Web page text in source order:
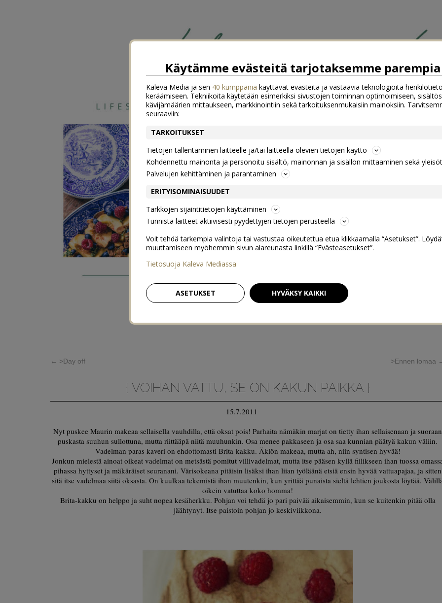
← >Day off >Ennen lomaa
{ VOIHAN VATTU, SE ON KAKUN PAIKKA }
15.7.2011
Nyt puskee Maurin makeaa sellaisella vauhdilla, että oksat pois! Parhaita nämäkin marjat on tietty ihan sellaisenaan ja suoraan
puskasta suuhun sullottuna, mutta riittääpä niitä muuhunkin. Osa menee pakkaseen ja osa saa kunnian päätyä kakun väliin.
Vadelman paras kaveri on ehdottomasti Brita-kakku. Äklön makeaa, mutta ah, niin syntisen hyvää!
Jonkun mielestä ainoat oikeat vadelmat on metsästä pomitut villivadelmat, mutta itse pääsen kyllä fiilikseen ihan tuossa
pihassa hyttyset ja mäkäräiset seuranani. Värisokeana pitäisin lisäksi ihan liian työläänä etsiä ensin hyvää vattuapajaa, ja sitten
sitä itse vadelmaa siitä oksasta. On kuulkaa tekemistä ihan muutenkin, kun yrittää punaista sieltä lehtien joukosta löytää.
oikein vatuttaa koko homma!
Brita-kakku on helppo ja suht nopea kesäherkku. Pohjan voi tehdä jo pari paivää aikaisemmin, kun se kuitenkin pitää olla
jäähtynyt. Itse paistoin pohjan jo keskiviikkona.
Käytämme evästeitä tarjotaksemme
Kaleva Media ja sen 40 kumppania käyttävät evästeitä ja vastaavia teknologioita
keräämiseen. Tekniikoita käytetään esimerkiksi sivustojen toiminnan optimoimiseen,
kävijämäärien mittaukseen, markkinointiin sekä tarkoituksenmukaisiin mainoksiin.
seuraaviin:
TARKOITUKSET
Tietojen tallentaminen laitteelle ja/tai laitteella olevien tietojen käyttö
Kohdennettu mainonta ja personoitu sisältö, mainonnan ja sisällön mittaaminen sekä
Palvelujen kehittäminen ja parantaminen
ERITYISOMINAISUUDET
Tarkkojen sijaintitietojen käyttäminen
Tunnista laitteet aktiivisesti pyydettyjen tietojen perusteella
Voit tehdä tarkempia valintoja tai vastustaa oikeutettua etua klikkaamalla “Asetukset”.
muuttamiseen myöhemmin sivun alareunasta linkillä “Evästeasetukset”.
Tietosuoja Kaleva Mediassa
ASETUKSET HYVÄKSY KAIKKI